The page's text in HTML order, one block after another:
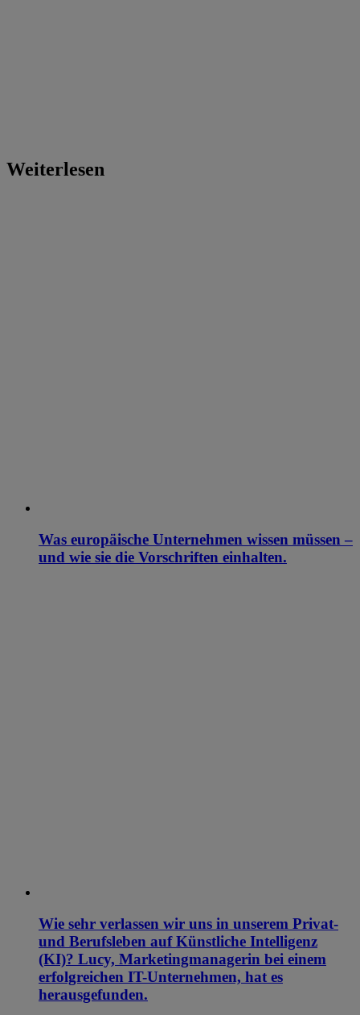
Weiterlesen
Was europäische Unternehmen wissen müssen –
und wie sie die Vorschriften einhalten.
Wie sehr verlassen wir uns in unserem Privat-
und Berufsleben auf Künstliche Intelligenz
(KI)? Lucy, Marketingmanagerin bei einem
erfolgreichen IT-Unternehmen, hat es
herausgefunden.